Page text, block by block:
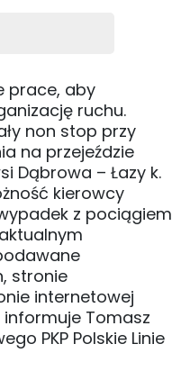
prace, aby
ruchu.
non stop przy
na przejeździe
Dąbrowa – Łazy k.
kierowcy
z pociągiem
stronie
internetowej
informuje Tomasz
PKP Polskie Linie